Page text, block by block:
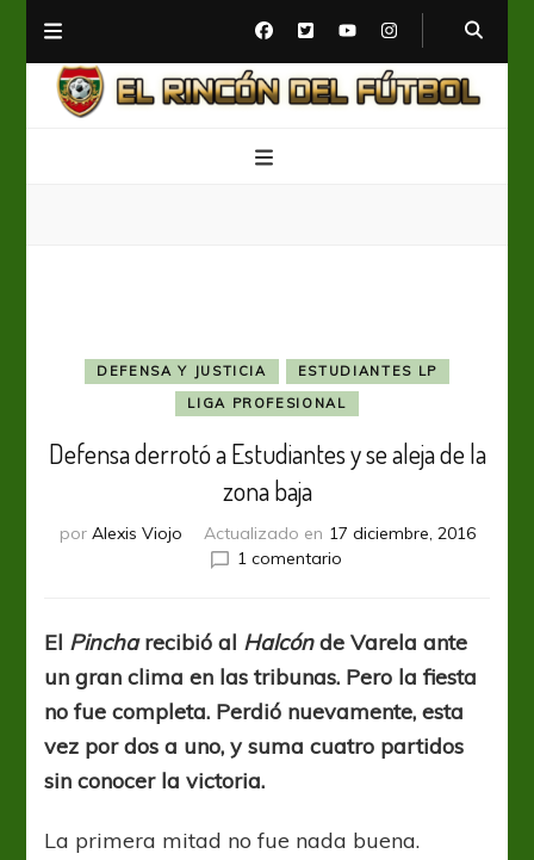
DEFENSA Y JUSTICIA
ESTUDIANTES LP
LIGA PROFESIONAL
Defensa derrotó a Estudiantes y se aleja de la
zona baja
por Alexis Viojo Actualizado en 17 diciembre, 2016
1 comentarioen
a
Estudiantes
y
se
de
baja
El Pincharecibió al Halcónde Varela ante
un gran clima en las tribunas. Pero la fiesta
no fue completa. Perdió nuevamente, esta
vez por dos a uno, y suma cuatro partidos
sin conocer la victoria.
La primera mitad no fue nada buena.